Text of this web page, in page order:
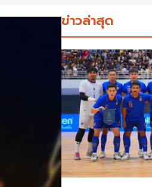
ข่าวล่าสุด